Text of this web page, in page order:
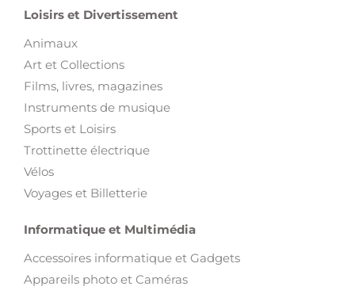
Loisirs et Divertissement
Animaux
Art et Collections
Films, livres, magazines
Instruments de musique
Sports et Loisirs
Trottinette électrique
Vélos
Voyages et Billetterie
Informatique et Multimédia
Accessoires informatique et Gadgets
Appareils photo et Caméras